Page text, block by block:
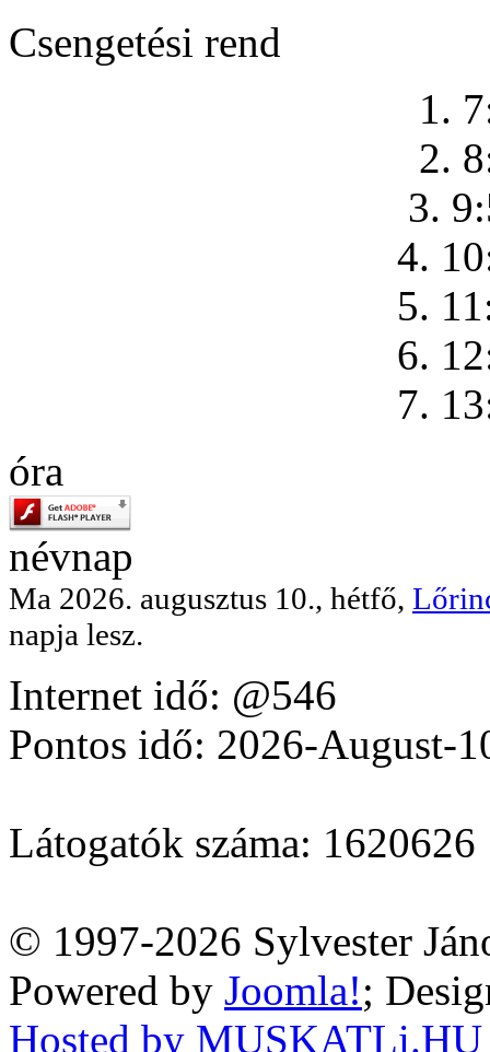
Csengetési rend
1.
2.
3.
4.
5.
6.
7.
óra
névnap
Ma 2026. augusztus 10., hétfő,
napja lesz.
Internet idő: @546
Pontos idő: 2026-August-
Látogatók száma: 1620626
© 1997-2026 Sylvester
Powered by Joomla!;
Hosted by MUSKATLi.HU